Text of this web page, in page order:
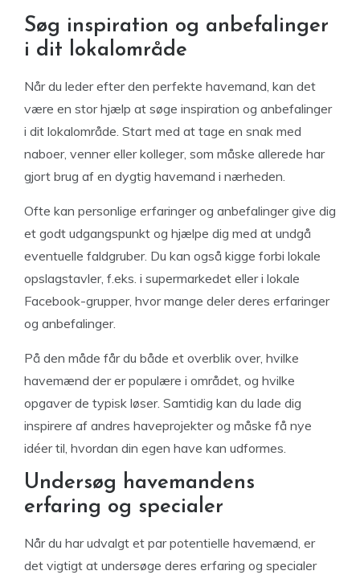
Søg inspiration og anbefalinger
i dit lokalområde
Når du leder efter den perfekte havemand, kan det
være en stor hjælp at søge inspiration og anbefalinger
i dit lokalområde. Start med at tage en snak med
naboer, venner eller kolleger, som måske allerede har
gjort brug af en dygtig havemand i nærheden.
Ofte kan personlige erfaringer og anbefalinger give dig
et godt udgangspunkt og hjælpe dig med at undgå
eventuelle faldgruber. Du kan også kigge forbi lokale
opslagstavler, f.eks. i supermarkedet eller i lokale
Facebook-grupper, hvor mange deler deres erfaringer
og anbefalinger.
På den måde får du både et overblik over, hvilke
havemænd der er populære i området, og hvilke
opgaver de typisk løser. Samtidig kan du lade dig
inspirere af andres haveprojekter og måske få nye
idéer til, hvordan din egen have kan udformes.
Undersøg havemandens
erfaring og specialer
Når du har udvalgt et par potentielle havemænd, er
det vigtigt at undersøge deres erfaring og specialer